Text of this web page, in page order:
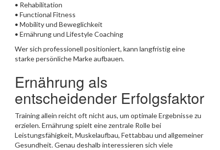
• Rehabilitation
• Functional Fitness
• Mobility und Beweglichkeit
• Ernährung und Lifestyle Coaching
Wer sich professionell positioniert, kann langfristig eine
starke persönliche Marke aufbauen.
Ernährung als
entscheidender Erfolgsfaktor
Training allein reicht oft nicht aus, um optimale Ergebnisse zu
erzielen. Ernährung spielt eine zentrale Rolle bei
Leistungsfähigkeit, Muskelaufbau, Fettabbau und allgemeiner
Gesundheit. Genau deshalb interessieren sich viele